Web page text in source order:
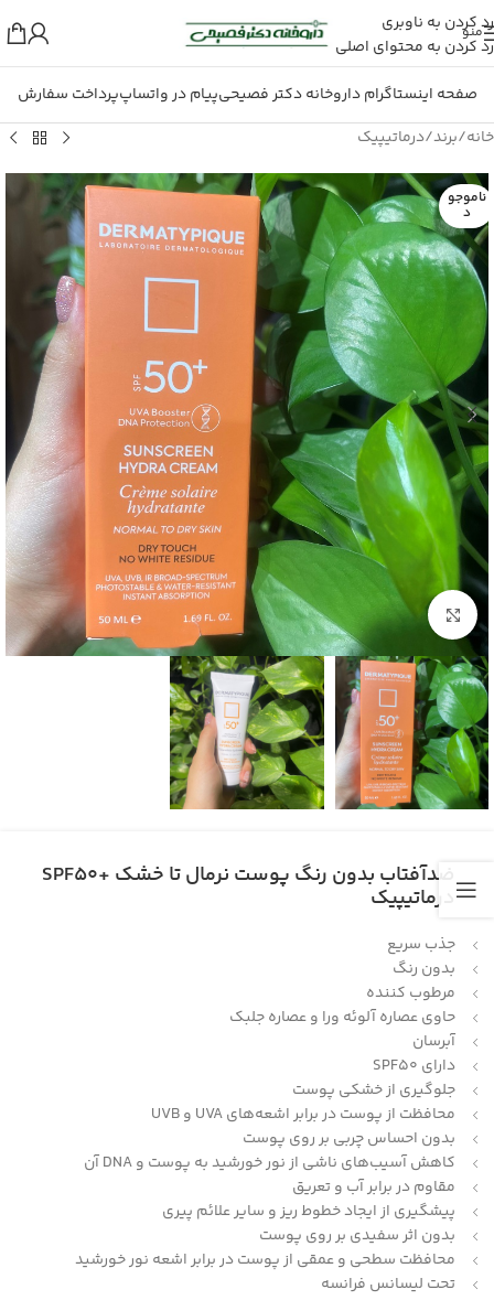
رد کردن به ناوبری
رد کردن به محتوای اصلی
منو
صفحه اینستاگرام داروخانه دکتر فصیحیپیام در واتساپپرداخت سفارش
خانه/برند/درماتیپیک
ناموجو
د
بزرگنمایی تصویر
ضدآفتاب بدون رنگ پوست نرمال تا خشک +SPF50
درماتیپیک
جذب سریع
بدون رنگ
مرطوب کننده
حاوی عصاره آلوئه ورا و عصاره جلبک
آبرسان
دارای SPF50
جلوگیری از خشکی پوست
محافظت از پوست در برابر اشعه‌های UVA و UVB
بدون احساس چربی بر روی پوست
کاهش آسیب‌های ناشی از نور خورشید به پوست و DNA آن
مقاوم در برابر آب و تعریق
پیشگیری از ایجاد خطوط ریز و سایر علائم پیری
بدون اثر سفیدی بر روی پوست
محافظت سطحی و عمقی از پوست در برابر اشعه نور خورشید
تحت لیسانس فرانسه